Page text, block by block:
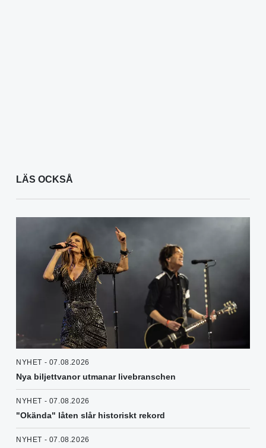
LÄS OCKSÅ
NYHET - 07.08.2026
Nya biljettvanor utmanar livebranschen
NYHET - 07.08.2026
"Okända" låten slår historiskt rekord
NYHET - 07.08.2026